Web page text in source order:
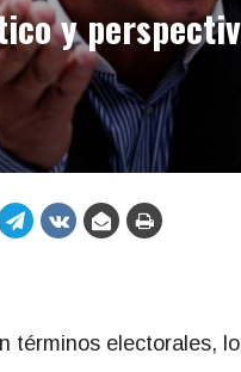
y
términos electorales,